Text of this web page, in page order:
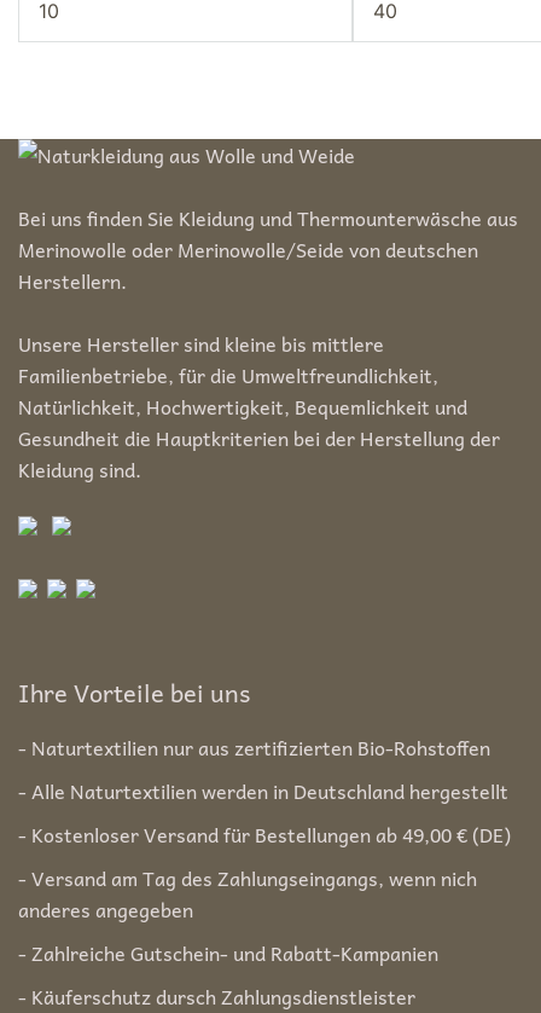
Preis
Preis
Bei uns finden Sie Kleidung und Thermounterwäsche aus
Merinowolle oder Merinowolle/Seide von deutschen
Herstellern.
Unsere Hersteller sind kleine bis mittlere
Familienbetriebe, für die Umweltfreundlichkeit,
Natürlichkeit, Hochwertigkeit, Bequemlichkeit und
Gesundheit die Hauptkriterien bei der Herstellung der
Kleidung sind.
Ihre Vorteile bei uns
- Naturtextilien nur aus zertifizierten Bio-Rohstoffen
- Alle Naturtextilien werden in Deutschland hergestellt
- Kostenloser Versand für Bestellungen ab 49,00 € (DE)
- Versand am Tag des Zahlungseingangs, wenn nich
anderes angegeben
- Zahlreiche Gutschein- und Rabatt-Kampanien
- Käuferschutz dursch Zahlungsdienstleister